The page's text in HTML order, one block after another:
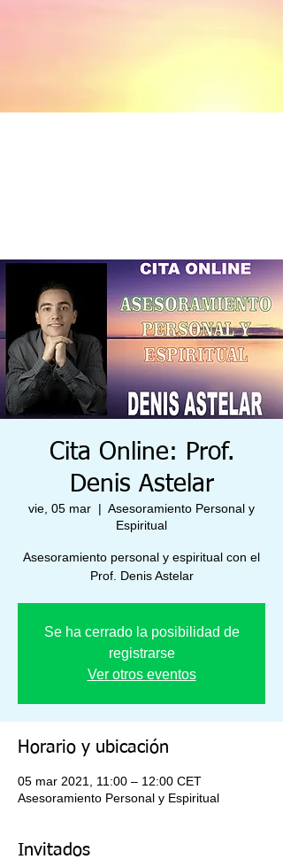
Cita Online: Prof.
Denis Astelar
vie, 05 mar
  |
Asesoramiento Personal y
Espiritual
Asesoramiento personal y espiritual con el
Prof. Denis Astelar
Se ha cerrado la posibilidad de
registrarse
Ver otros eventos
Horario y ubicación
05 mar 2021, 11:00 – 12:00 CET
Asesoramiento Personal y Espiritual
Invitados